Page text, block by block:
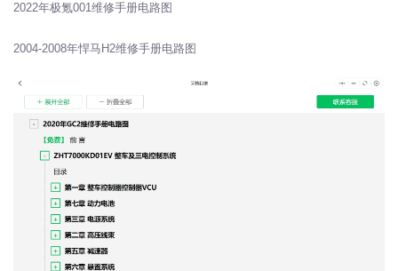
2022年极氪001维修手册电路图
2004-2008年悍马H2维修手册电路图